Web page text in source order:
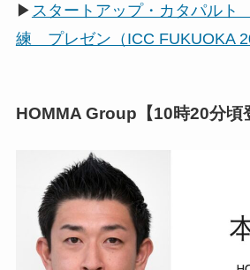
▶ スタートアップ・カタパル
練 プレゼン（ICC FUKUOKA
HOMMA Group【10時20分頃